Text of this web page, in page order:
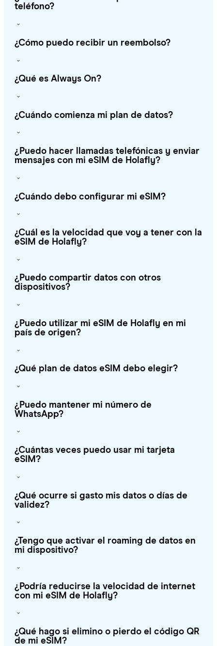
teléfono?
¿Cómo puedo recibir un reembolso?
¿Qué es Always On?
¿Cuándo comienza mi plan de datos?
¿Puedo hacer llamadas telefónicas y enviar
mensajes con mi eSIM de Holafly?
¿Cuándo debo configurar mi eSIM?
¿Cuál es la velocidad que voy a tener con la
eSIM de Holafly?
¿Puedo compartir datos con otros
dispositivos?
¿Puedo utilizar mi eSIM de Holafly en mi
país de origen?
¿Qué plan de datos eSIM debo elegir?
¿Puedo mantener mi número de
WhatsApp?
¿Cuántas veces puedo usar mi tarjeta
eSIM?
¿Qué ocurre si gasto mis datos o días de
validez?
¿Tengo que activar el roaming de datos en
mi dispositivo?
¿Podría reducirse la velocidad de internet
con mi eSIM de Holafly?
¿Qué hago si elimino o pierdo el código QR
de mi eSIM?